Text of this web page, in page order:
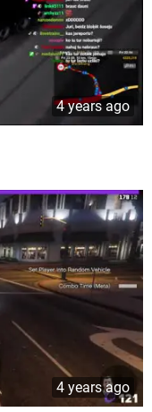
4 years ago
4 years ago